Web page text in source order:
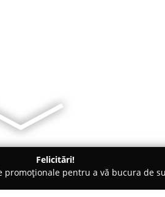
Felicitări!
pentru a vă bucura de